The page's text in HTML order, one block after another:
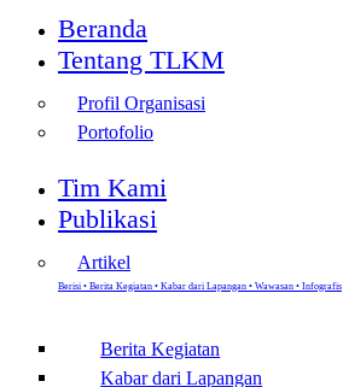
Beranda
Tentang TLKM
Profil Organisasi
Portofolio
Tim Kami
Publikasi
Artikel
Berisi • Berita Kegiatan • Kabar dari Lapangan • Wawasan • Infografis
Berita Kegiatan
Kabar dari Lapangan